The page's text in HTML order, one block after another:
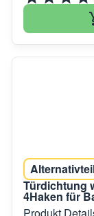
Türdichtung
4Haken für